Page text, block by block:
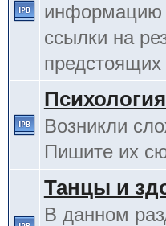
информацию
ссылки на
предстоящих
Возникли
Пишите их
Танцы и
В данном